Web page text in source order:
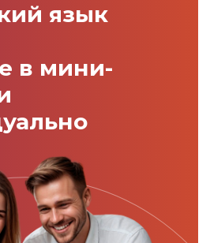
язык
в мини-